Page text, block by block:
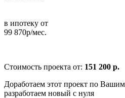
в ипотеку от
99 870р/мес.
Стоимость проекта от: 151 200 р.
Доработаем этот проект по
разработаем новый с нуля